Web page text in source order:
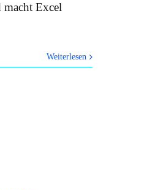
Excel
Weiterlesen